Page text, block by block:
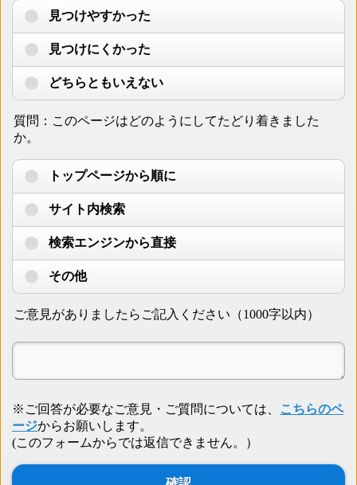
見つけやすかった
見つけにくかった
どちらともいえない
質問：このページはどのようにしてたどり着きました
か。
トップページから順に
サイト内検索
検索エンジンから直接
その他
ご意見がありましたらご記入ください（1000字以内）
※ご回答が必要なご意見・ご質問については、
こちらのペ
ージからお願いします。
(このフォームからでは返信できません。）